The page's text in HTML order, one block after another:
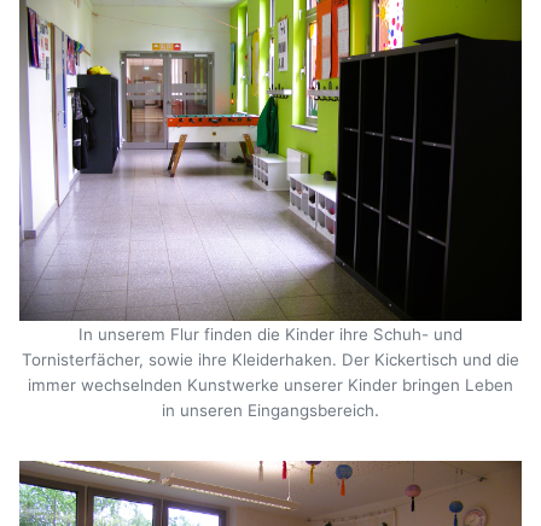
In unserem Flur finden die Kinder ihre Schuh- und
Tornisterfächer, sowie ihre Kleiderhaken. Der Kickertisch und die
immer wechselnden Kunstwerke unserer Kinder bringen Leben
in unseren Eingangsbereich.